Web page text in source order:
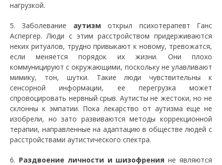
нагрузкой.
5. Заболевание аутизм открыл психотерапевт Ганс
Аспергер. Люди с этим расстройством придерживаются
неких ритуалов, трудно привыкают к новому, тревожатся,
если меняется порядок их жизни. Они плохо
коммуницируют с окружающими, поскольку не улавливают
мимику, тон, шутки. Такие люди чувствительны к
сенсорной информации, ее перегрузка может
спровоцировать нервный срыв. Аутисты не жестоки, но не
склонны к эмпатии. Пока лекарство от аутизма еще не
изобрели, но зато развиваются методы коррекционной
терапии, направленные на адаптацию в обществе людей с
расстройствами аутистического спектра.
6. Раздвоение личности и шизофрения не являются